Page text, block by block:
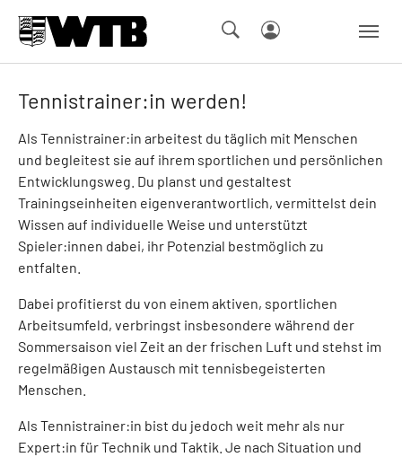
Tennistrainer:in werden!
Als Tennistrainer:in arbeitest du täglich mit Menschen
und begleitest sie auf ihrem sportlichen und persönlichen
Entwicklungsweg. Du planst und gestaltest
Trainingseinheiten eigenverantwortlich, vermittelst dein
Wissen auf individuelle Weise und unterstützt
Spieler:innen dabei, ihr Potenzial bestmöglich zu
entfalten.
Dabei profitierst du von einem aktiven, sportlichen
Arbeitsumfeld, verbringst insbesondere während der
Sommersaison viel Zeit an der frischen Luft und stehst im
regelmäßigen Austausch mit tennisbegeisterten
Menschen.
Als Tennistrainer:in bist du jedoch weit mehr als nur
Expert:in für Technik und Taktik. Je nach Situation und